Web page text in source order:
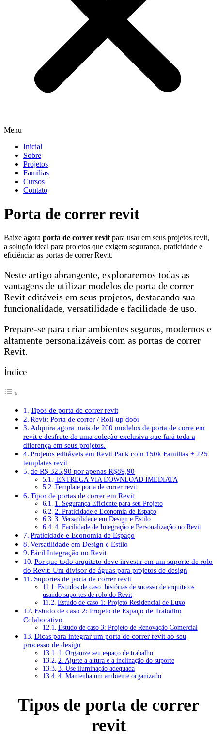
Menu
Inicial
Sobre
Projetos
Famílias
Cursos
Contato
Porta de correr revit
Baixe agora porta de correr revit para usar em seus projetos revit,
a solução ideal para projetos que exigem segurança, praticidade e
eficiência: as portas de correr Revit.
Neste artigo abrangente, exploraremos todas as
vantagens de utilizar modelos de porta de correr
Revit editáveis em seus projetos, destacando sua
funcionalidade, versatilidade e facilidade de uso.
Prepare-se para criar ambientes seguros, modernos e
altamente personalizáveis com as portas de correr
Revit.
Índice
Tipos de porta de correr revit
Revit: Porta de correr / Roll-up door
Adquira agora mais de 200 modelos de porta de corre em
revit e desfrute de uma coleção exclusiva que fará toda a
diferença em seus projetos.
Projetos editáveis em Revit Pack com 150k Familias + 225
templates revit
de R$ 325,90 por apenas R$89,90
ENTREGA VIA DOWNLOAD IMEDIATA
Template porta de correr revit
Tipor de portas de correr em Revit
1. Segurança Eficiente para seu Projeto
2. Praticidade e Economia de Espaço
3. Versatilidade em Design e Estilo
4. Facilidade de Integração e Personalização no Revit
Praticidade e Economia de Espaço
Versatilidade em Design e Estilo
Fácil Integração no Revit
Por que todo arquiteto deve investir em um suporte de rolo
do Revit: Um divisor de águas para projetos de design
Suportes de porta de correr revit
Estudos de caso: histórias de sucesso de arquitetos
usando suportes de rolo do Revit
Estudo de caso 1: Projeto Residencial de Luxo
Estudo de caso 2: Projeto de Espaço de Trabalho
Colaborativo
Estudo de caso 3: Projeto de Renovação Comercial
Dicas para integrar um porta de correr revit ao seu
processo de design
1. Organize seu espaço de trabalho
2. Ajuste a altura e a inclinação do suporte
3. Use iluminação adequada
4. Mantenha um ambiente organizado
Tipos de porta de correr
revit